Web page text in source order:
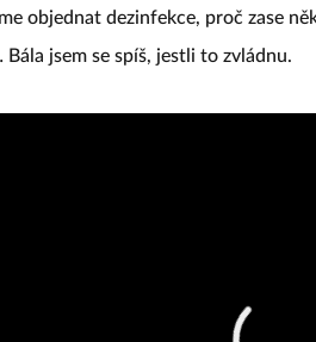
objednat dezinfekce, proč zase
Bála jsem se spíš, jestli to zvládnu.